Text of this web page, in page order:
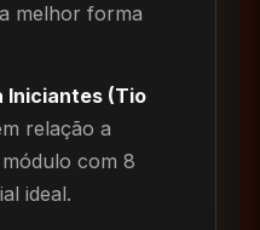
melhor forma
Iniciantes (Tio
relação a
com 8
ideal.